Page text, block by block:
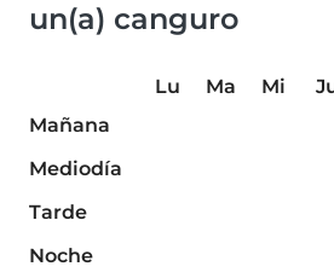
un(a) canguro
Lu Ma Mi
Mañana
Mediodía
Tarde
Noche